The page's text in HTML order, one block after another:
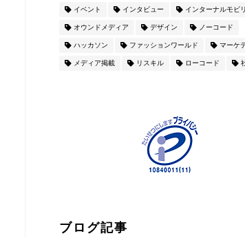
イベント インタビュー インターナルモビ
オウンドメディア デザイン ノーコード
ハッカソン ファッションワールド マーケ
メディア掲載 リスキル ローコード
ブログ記事